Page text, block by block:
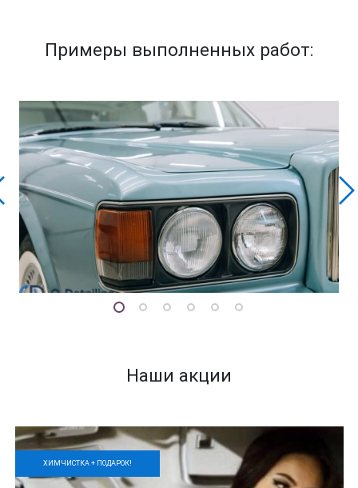
Примеры выполненных работ:
Наши акции
ХИМЧИСТКА + ПОДАРОК!